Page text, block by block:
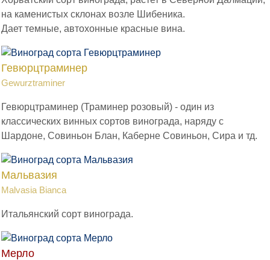
на каменистых склонах возле Шибеника.
Дает темные, автохонные красные вина.
Гевюрцтраминер
Gewurztraminer
Гевюрцтраминер (Траминер розовый) - один из
классических винных сортов винограда, наряду с
Шардоне, Совиньон Блан, Каберне Совиньон, Сира и тд.
Мальвазия
Malvasia Bianca
Итальянский сорт винограда.
Мерло